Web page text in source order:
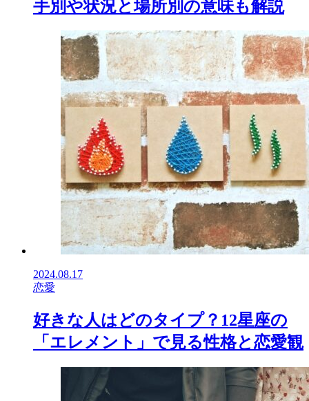
手別や状況と場所別の意味も解説
2024.08.17
恋愛
好きな人はどのタイプ？12星座の
「エレメント」で見る性格と恋愛観